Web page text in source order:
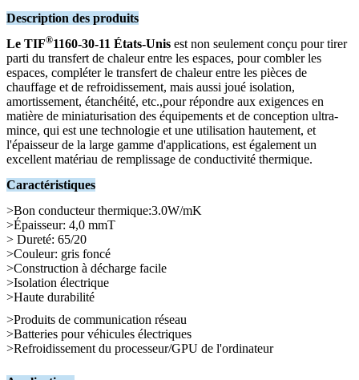
Description des produits
Le TIF®1160-30-11 États-Unis est non seulement conçu pour tirer
parti du transfert de chaleur entre les espaces, pour combler les
espaces, compléter le transfert de chaleur entre les pièces de
chauffage et de refroidissement, mais aussi joué isolation,
amortissement, étanchéité, etc.,pour répondre aux exigences en
matière de miniaturisation des équipements et de conception ultra-
mince, qui est une technologie et une utilisation hautement, et
l'épaisseur de la large gamme d'applications, est également un
excellent matériau de remplissage de conductivité thermique.
Caractéristiques
>Bon conducteur thermique:3.0W/mK
>Épaisseur: 4,0 mmT
> Dureté: 65/20
>Couleur: gris foncé
>Construction à décharge facile
>Isolation électrique
>Haute durabilité
>Produits de communication réseau
>Batteries pour véhicules électriques
>Refroidissement du processeur/GPU de l'ordinateur